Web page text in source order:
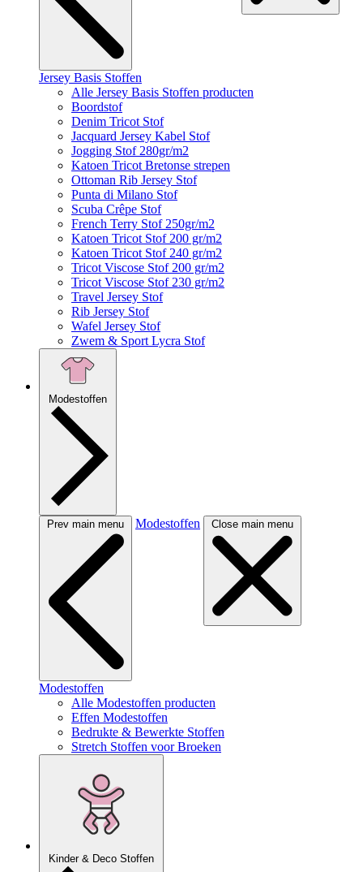
Jersey Basis Stoffen
Alle Jersey Basis Stoffen producten
Boordstof
Denim Tricot Stof
Jacquard Jersey Kabel Stof
Jogging Stof 280gr/m2
Katoen Tricot Bretonse strepen
Ottoman Rib Jersey Stof
Punta di Milano Stof
Scuba Crêpe Stof
French Terry Stof 250gr/m2
Katoen Tricot Stof 200 gr/m2
Katoen Tricot Stof 240 gr/m2
Tricot Viscose Stof 200 gr/m2
Tricot Viscose Stof 230 gr/m2
Travel Jersey Stof
Rib Jersey Stof
Wafel Jersey Stof
Zwem & Sport Lycra Stof
Modestoffen
Prev main menu Modestoffen Close main menu
Modestoffen
Alle Modestoffen producten
Effen Modestoffen
Bedrukte & Bewerkte Stoffen
Stretch Stoffen voor Broeken
Kinder & Deco Stoffen